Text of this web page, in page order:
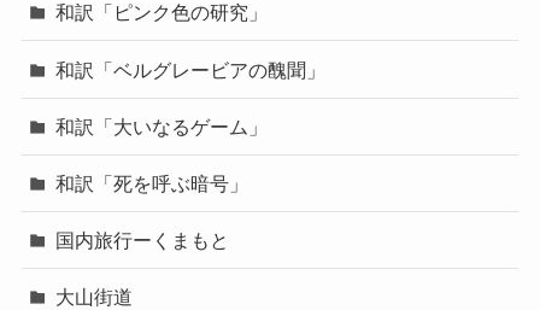
和訳「ピンク色の研究」
和訳「ベルグレービアの醜聞」
和訳「大いなるゲーム」
和訳「死を呼ぶ暗号」
国内旅行ーくまもと
大山街道